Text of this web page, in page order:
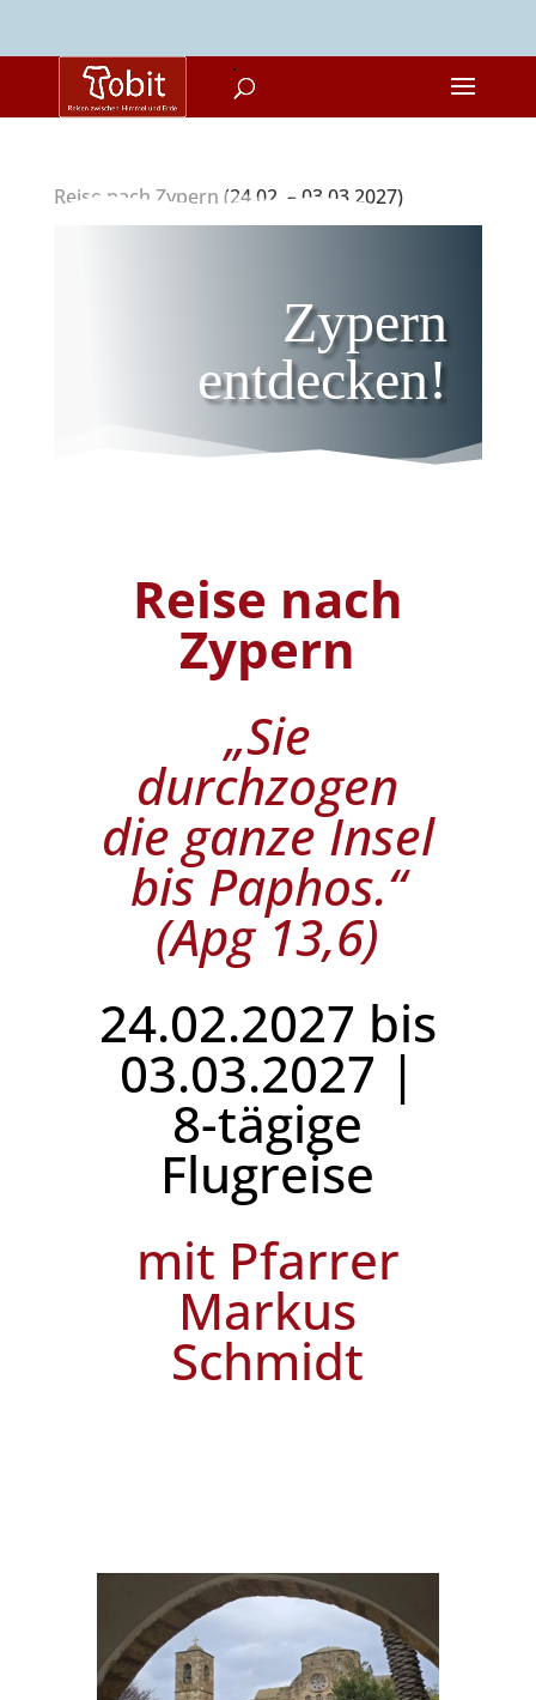
Reise nach Zypern (24.02. – 03.03.2027)
Zypern
entdecken!
Reise nach
Zypern
„Sie
durchzogen
die ganze Insel
bis Paphos.“
(Apg 13,6)
24.02.2027 bis
03.03.2027 |
8-tägige
Flugreise
mit Pfarrer
Markus
Schmidt